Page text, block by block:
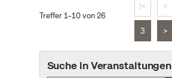
Treffer 1–10 von 26
|< <
3 >
Suche in Veranstaltungen